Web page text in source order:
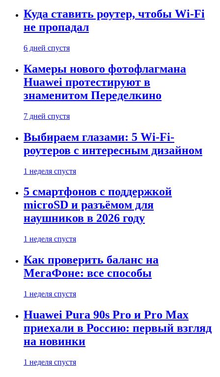
Куда ставить роутер, чтобы Wi-Fi
не пропадал
6 дней спустя
Камеры нового фотофлагмана
Huawei протестируют в
знаменитом Переделкино
7 дней спустя
Выбираем глазами: 5 Wi-Fi-
роутеров с интересным дизайном
1 неделя спустя
5 смартфонов с поддержкой
microSD и разъёмом для
наушников в 2026 году
1 неделя спустя
Как проверить баланс на
МегаФоне: все способы
1 неделя спустя
Huawei Pura 90s Pro и Pro Max
приехали в Россию: первый взгляд
на новинки
1 неделя спустя